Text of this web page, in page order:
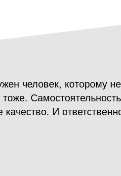
человек, которому
качество. И